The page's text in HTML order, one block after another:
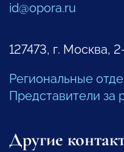
id@opora.ru
127473, г. Москва,
Региональные
Представители за
Другие